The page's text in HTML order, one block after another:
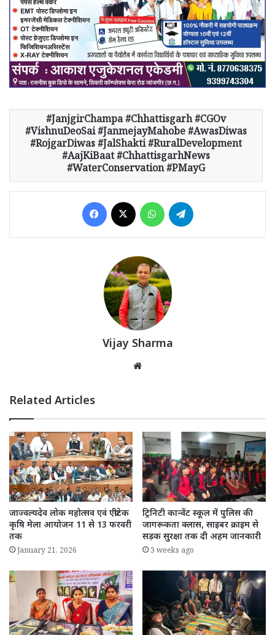
JanjgirChampa #Chhattisgarh #CGOv
#VishnuDeoSai #JanmejayMahobe #AwasDiwas
#RojgarDiwas #JalShakti #RuralDevelopment
#AajKiBaat #ChhattisgarhNews
#WaterConservation #PMayG
Facebook WhatsApp
Vijay Sharma
Related Articles
जाज्वल्यदेव लोक महोत्सव एवं एग्रीटेक
कृषि मेला आयोजन 11 से 13 फरवरी
तक
January 21, 2026
ट्रिनिटी कान्वेंट स्कूल में पुलिस की
जागरूकता क्लास, साइबर क्राइम से
सड़क सुरक्षा तक दी अहम जानकारी
3 weeks ago